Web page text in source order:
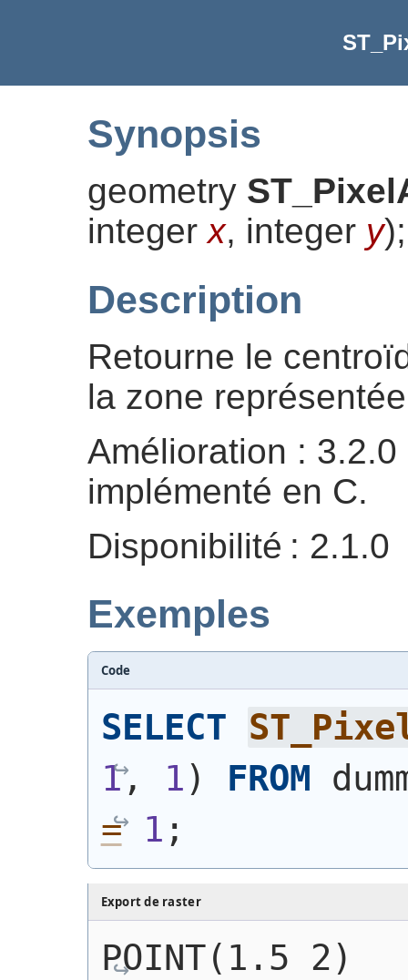
Synopsis
geometry
integerx, integer y);
Description
Retourne le
la zone
Amélioration :
implémenté en C.
Disponibilité : 2.1.0
Exemples
Code
SELECT
1, 1) FROM
=
1 ;
Export de raster
POINT(1.5 2)